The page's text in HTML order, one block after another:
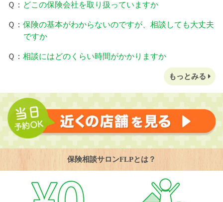
Ｑ： どこの保険会社を取り扱っていますか
Ｑ： 保険の基本がわからないのですが、相談しても大丈夫
ですか
Ｑ： 相談にはどのくらい時間がかかりますか
もっとみる
保険相談サロンFLPとは？